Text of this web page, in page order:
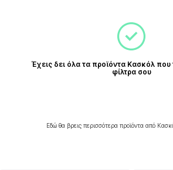
Έχεις δει όλα τα προϊόντα Κασκόλ που
φίλτρα σου
Εδώ θα βρεις περισσότερα προϊόντα από